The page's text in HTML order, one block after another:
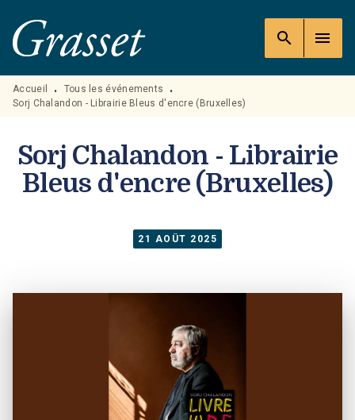
MENU RECHERCHE
PIED DE PAGE
search menu
Accueil • Tous les événements
•
Sorj Chalandon - Librairie Bleus d'encre (Bruxelles)
Sorj Chalandon - Librairie
Bleus d'encre (Bruxelles)
21 AOÛT 2025